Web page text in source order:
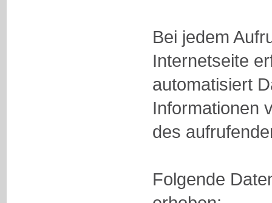
Bei jedem
Internetseite
automatisiert
Informationen
des
Folgende